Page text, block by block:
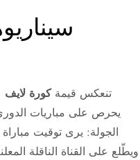
تنعكس قيمةكورة لايف
يحرص على مباريات
الجولة: يرى توقيت
ويطّلع على القناة الناقلة